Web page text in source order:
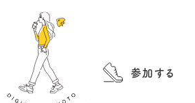
参加する